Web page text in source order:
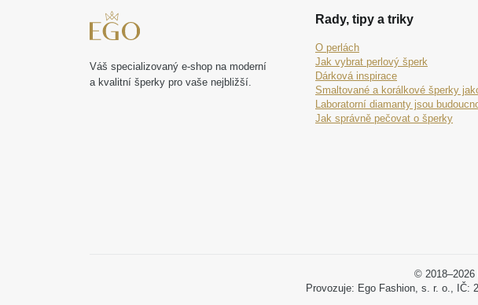
Váš specializovaný e-shop na moderní
a kvalitní šperky pro vaše nejbližší.
Rady, tipy a triky
O perlách
Jak vybrat perlový šperk
Dárková inspirace
Smaltované a korálkové šperky
Laboratorní diamanty jsou
Jak správně pečovat o šperky
© 2018–2026
Provozuje: Ego Fashion, s. r. o., IČ: